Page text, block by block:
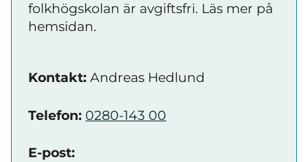
folkhögskolan är avgiftsfri. Läs mer på
hemsidan.
Kontakt: Andreas Hedlund
Telefon: 0280-143 00
E-post: